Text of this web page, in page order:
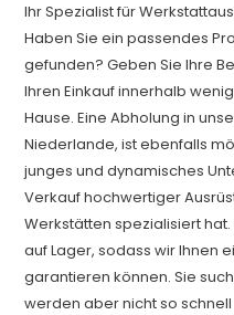
Ihr Spezialist für
Haben Sie ein passendes
gefunden? Geben Sie Ihre
Ihren Einkauf innerhalb
Hause. Eine Abholung in
Niederlande, ist ebenfalls
junges und dynamisches
Verkauf hochwertiger
Werkstätten spezialisiert
auf Lager, sodass wir Ihnen
garantieren können. Sie
werden aber nicht so